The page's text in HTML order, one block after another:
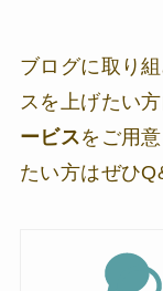
ブログに取り
スを上げたい
ービスをご用
たい方はぜひ